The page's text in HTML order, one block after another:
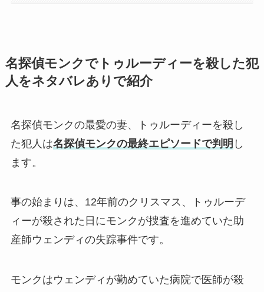
名探偵モンクでトゥルーディーを殺した犯
人をネタバレありで紹介
名探偵モンクの最愛の妻、トゥルーディーを殺し
た犯人は名探偵モンクの最終エピソードで判明 し
ます。
事の始まりは、12年前のクリスマス、トゥルーデ
ィーが殺された日にモンクが捜査を進めていた助
産師ウェンディの失踪事件です。
モンクはウェンディが勤めていた病院で医師が殺